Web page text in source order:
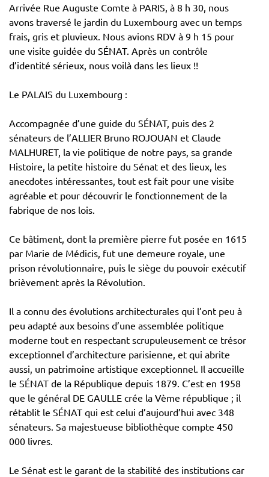
Arrivée Rue Auguste Comte à PARIS, à 8 h 30, nous
avons traversé le jardin du Luxembourg avec un temps
frais, gris et pluvieux. Nous avions RDV à 9 h 15 pour
une visite guidée du SÉNAT. Après un contrôle
d’identité sérieux, nous voilà dans les lieux !!
Le PALAIS du Luxembourg :
Accompagnée d’une guide du SÉNAT, puis des 2
sénateurs de l’ALLIER Bruno ROJOUAN et Claude
MALHURET, la vie politique de notre pays, sa grande
Histoire, la petite histoire du Sénat et des lieux, les
anecdotes intéressantes, tout est fait pour une visite
agréable et pour découvrir le fonctionnement de la
fabrique de nos lois.
Ce bâtiment, dont la première pierre fut posée en 1615
par Marie de Médicis, fut une demeure royale, une
prison révolutionnaire, puis le siège du pouvoir exécutif
brièvement après la Révolution.
Il a connu des évolutions architecturales qui l’ont peu à
peu adapté aux besoins d’une assemblée politique
moderne tout en respectant scrupuleusement ce trésor
exceptionnel d’architecture parisienne, et qui abrite
aussi, un patrimoine artistique exceptionnel. Il accueille
le SÉNAT de la République depuis 1879. C’est en 1958
que le général DE GAULLE crée la Vème république ; il
rétablit le SÉNAT qui est celui d’aujourd’hui avec 348
sénateurs. Sa majestueuse bibliothèque compte 450
000 livres.
Le Sénat est le garant de la stabilité des institutions car